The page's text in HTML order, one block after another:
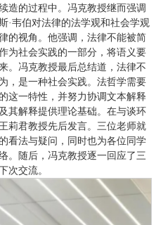
造的过程中。冯克教授继而强调
·韦伯对法律的法学观和社会学观
的视角。他强调，法律不能被简
为社会实践的一部分，将语义要
。冯克教授最后总结道，法律不
，是一种社会实践。法哲学需要
这一特性，并努力协调文本解释
其解释提供理论基础。在与谈环
莉君教授先后发言。三位老师就
看法与疑问，同时也为各位同学
。随后，冯克教授逐一回应了三
次交流。